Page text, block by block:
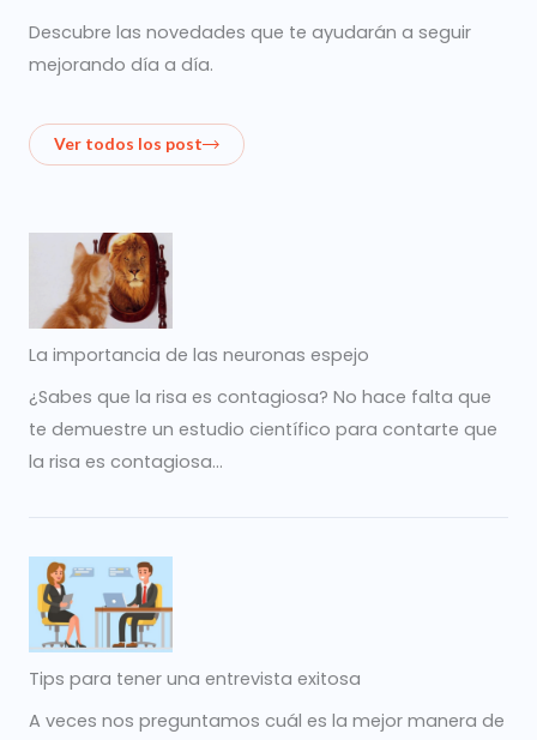
Descubre las novedades que te ayudarán a seguir
mejorando día a día.
Ver todos los post
La importancia de las neuronas espejo
¿Sabes que la risa es contagiosa? No hace falta que
te demuestre un estudio científico para contarte que
la risa es contagiosa…
Tips para tener una entrevista exitosa
A veces nos preguntamos cuál es la mejor manera de